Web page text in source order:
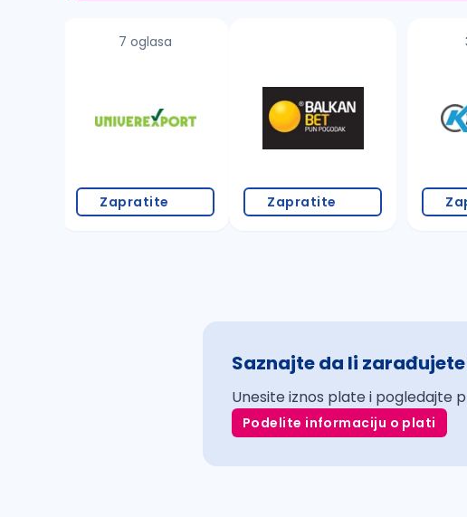
7 oglasa
Zapratite Zapratite
Saznajte da li
Unesite iznos plate i pogledajte
Podelite informaciju o plati